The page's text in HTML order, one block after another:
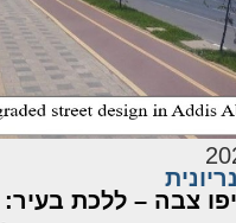
צבה – ללכת בעיר: